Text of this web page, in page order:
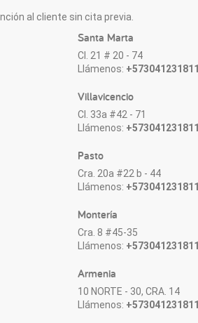
al cliente sin cita previa.
Santa Marta
Cl. 21 # 20 - 74
Llámenos: +573041231811
Villavicencio
Cl. 33a #42 - 71
Llámenos: +573041231811
Pasto
Cra. 20a #22 b - 44
Llámenos: +573041231811
Montería
Cra. 8 #45-35
Llámenos: +573041231811
Armenia
10 NORTE - 30, CRA. 14
Llámenos: +573041231811